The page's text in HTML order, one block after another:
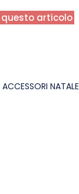
questo articolo
NATALE